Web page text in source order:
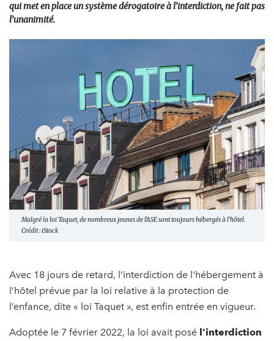
qui met en place un système dérogatoire à l’interdiction, ne fait pas
l’unanimité.
Malgré la loi Taquet, de nombreux jeunes de l'ASE sont toujours hébergés à l'hôtel.
Crédit : iStock
Avec 18 jours de retard, l’interdiction de l'hébergement à
l’hôtel prévue par la loi relative à la protection de
l’enfance, dite « loi Taquet », est enfin entrée en vigueur.
Adoptée le 7 février 2022, la loi avait posé l'interdiction